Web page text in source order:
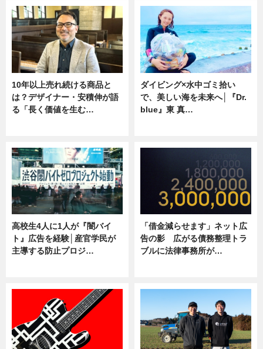
10年以上売れ続ける商品と
は？デザイナー・安積伸が語
る「長く価値を生む…
ダイビング×水中ゴミ拾い
で、美しい海を未来へ│『Dr.
blue』東 真…
高校生4人に1人が『闇バイ
ト』広告を経験│産官学民が
主導する防止プロジ…
「借金減らせます」ネット広
告の影 広がる債務整理トラ
ブルに法律事務所が…